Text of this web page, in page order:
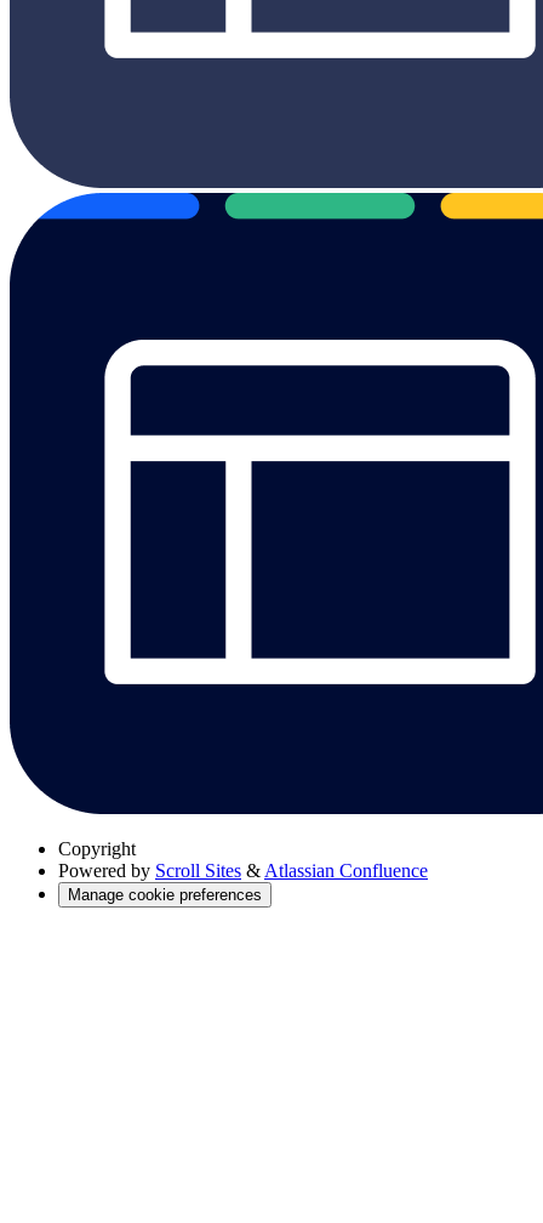
Copyright
Powered by Scroll Sites & Atlassian Confluence
Manage cookie preferences